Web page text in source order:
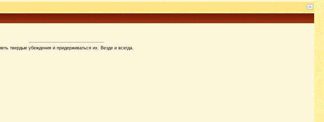
твердые убеждения и придерживаться их. Везде и всегда.